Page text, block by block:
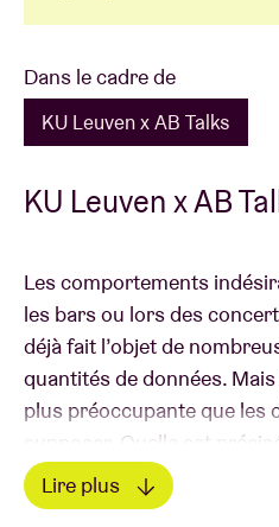
Dans le cadre de
KU Leuven x AB Talks
KU Leuven x AB
Les comportements
les bars ou lors des
déjà fait l’objet de
quantités de données.
plus préoccupante que les
supposer. Quelle est
problématique et quelles
les genres qui en sont le
Lire plus